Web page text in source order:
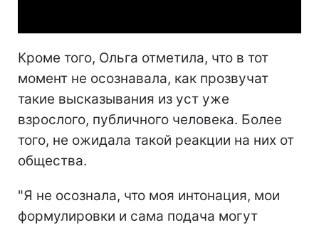
Кроме того, Ольга отметила, что в тот
момент не осознавала, как прозвучат
такие высказывания из уст уже
взрослого, публичного человека. Более
того, не ожидала такой реакции на них от
общества.
"Я не осознала, что моя интонация, мои
формулировки и сама подача могут